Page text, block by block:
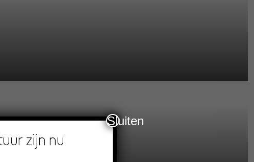
zijn nu
Sluiten